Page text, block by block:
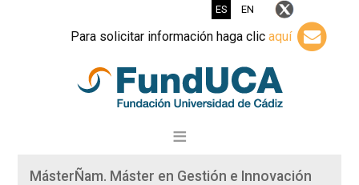
ES EN
Para solicitar información haga clic aquí
MásterÑam. Máster en Gestión e Innovación